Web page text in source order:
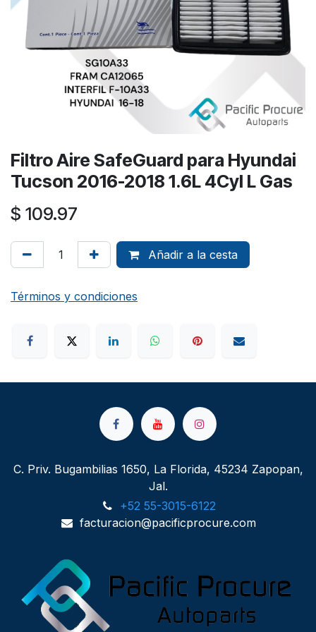
Filtro Aire SafeGuard para Hyundai
Tucson 2016-2018 1.6L 4Cyl L Gas
$ 109.97
Añadir a la cesta
Términos y condiciones
C. Priv. Bugambilias 1650, La Florida, 45234 Zapopan,
Jal.
+52 55-3015-6122
facturacion@pacificprocure.com